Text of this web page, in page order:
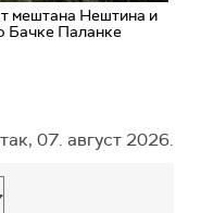
мештана Нештина и
Бачке Паланке
07. август 2026.